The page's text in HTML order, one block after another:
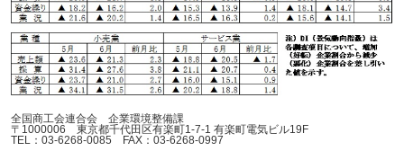
全国商工会連合会 企業環境整備課
〒1000006 東京都千代田区有楽町1-7-1 有楽町電気ビル19F
TEL：03-6268-0085 FAX：03-6268-0997